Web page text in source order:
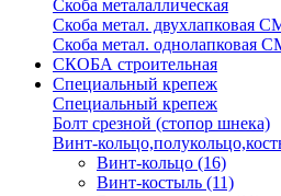
Скоба металаллическая
Скоба метал. двухлапковая
Скоба метал. однолапковая
СКОБА строительная
Специальный крепеж
Специальный крепеж
Болт срезной (стопор шнека)
Винт-
Винт-кольцо (16)
Винт-костыль (11)